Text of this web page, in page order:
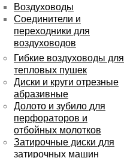
Воздуховоды
Соединители и
переходники для
воздуховодов
Гибкие воздуховоды для
тепловых пушек
Диски и круги отрезные
абразивные
Долото и зубило для
перфораторов и
отбойных молотков
Затирочные диски для
затирочных машин